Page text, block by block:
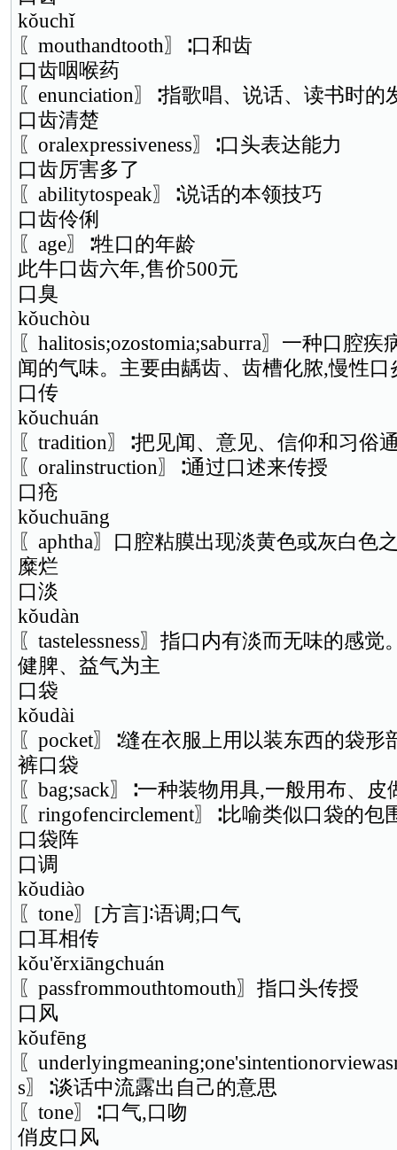
kǒuchǐ
〖mouthandtooth〗∶口和齿
口齿咽喉药
〖enunciation〗∶指歌唱、说话、读书时的
口齿清楚
〖oralexpressiveness〗∶口头表达能力
口齿厉害多了
〖abilitytospeak〗∶说话的本领技巧
口齿伶俐
〖age〗∶牲口的年龄
此牛口齿六年,售价500元
口臭
kǒuchòu
〖halitosis;ozostomia;saburra〗一种口腔
闻的气味。主要由龋齿、齿槽化脓,慢性口
口传
kǒuchuán
〖tradition〗∶把见闻、意见、信仰和习俗
〖oralinstruction〗∶通过口述来传授
口疮
kǒuchuāng
〖aphtha〗口腔粘膜出现淡黄色或灰白色
糜烂
口淡
kǒudàn
〖tastelessness〗指口内有淡而无味的感
健脾、益气为主
口袋
kǒudài
〖pocket〗∶缝在衣服上用以装东西的袋形
裤口袋
〖bag;sack〗∶一种装物用具,一般用布、皮
〖ringofencirclement〗∶比喻类似口袋的包
口袋阵
口调
kǒudiào
〖tone〗[方言]∶语调;口气
口耳相传
kǒu'ěrxiāngchuán
〖passfrommouthtomouth〗指口头传授
口风
kǒufēng
〖
s〗∶谈话中流露出自己的意思
〖tone〗∶口气,口吻
俏皮口风